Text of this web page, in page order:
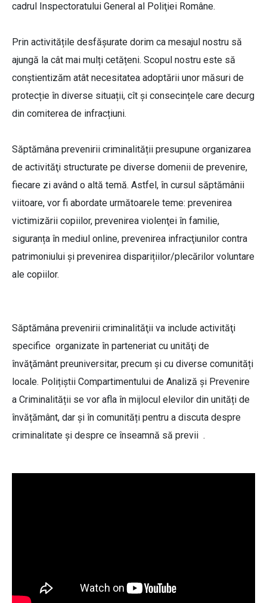
cadrul Inspectoratului General al Poliţiei Române.
Prin activitățile desfășurate dorim ca mesajul nostru să
ajungă la cât mai mulți cetățeni. Scopul nostru este să
conștientizăm atât necesitatea adoptării unor măsuri de
protecție în diverse situații, cît și consecințele care decurg
din comiterea de infracțiuni.
Săptămâna prevenirii criminalității presupune organizarea
de activităţi structurate pe diverse domenii de prevenire,
fiecare zi având o altă temă. Astfel, în cursul săptămânii
viitoare, vor fi abordate următoarele teme: prevenirea
victimizării copiilor, prevenirea violenţei în familie,
siguranța în mediul online, prevenirea infracţiunilor contra
patrimoniului şi prevenirea disparițiilor/plecărilor voluntare
ale copiilor.
Săptămâna prevenirii criminalităţii va include activităţi
specifice organizate în parteneriat cu unităţi de
învăţământ preuniversitar, precum și cu diverse comunități
locale. Polițiștii Compartimentului de Analiză și Prevenire
a Criminalității se vor afla în mijlocul elevilor din unități de
învățământ, dar și în comunități pentru a discuta despre
criminalitate și despre ce înseamnă să previi .